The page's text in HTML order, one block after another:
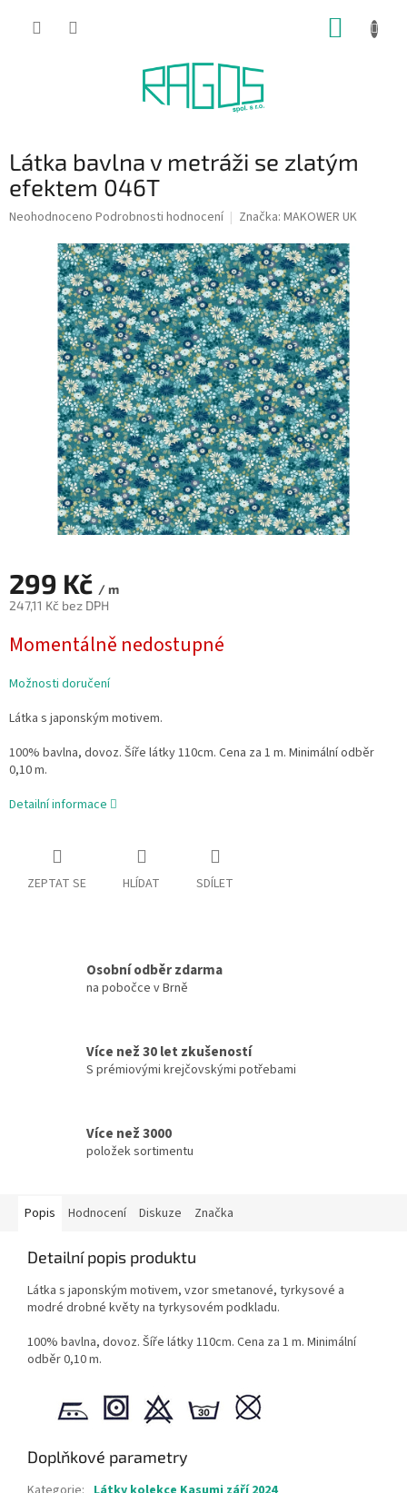
Látka bavlna v metráži se zlatým
efektem 046T
Průměrné
produktu
hvězdiček.
Neohodnoceno Podrobnosti hodnocení Značka: MAKOWER UK
299 Kč / m
247,11 Kč bez DPH
cena:
Momentálně nedostupné
Možnosti doručení
Látka s japonským motivem.
100% bavlna, dovoz. Šíře látky 110cm. Cena za 1 m. Minimální odběr
0,10 m.
Detailní informace
ZEPTAT SE HLÍDAT SDÍLET
Osobní odběr zdarma
na pobočce v Brně
Více než 30 let zkušeností
S prémiovými krejčovskými potřebami
Více než 3000
položek sortimentu
Popis Hodnocení Diskuze Značka
Detailní popis produktu
Látka s japonským motivem, vzor smetanové, tyrkysové a
modré drobné květy na tyrkysovém podkladu.
100% bavlna, dovoz. Šíře látky 110cm. Cena za 1 m. Minimální
odběr 0,10 m.
Doplňkové parametry